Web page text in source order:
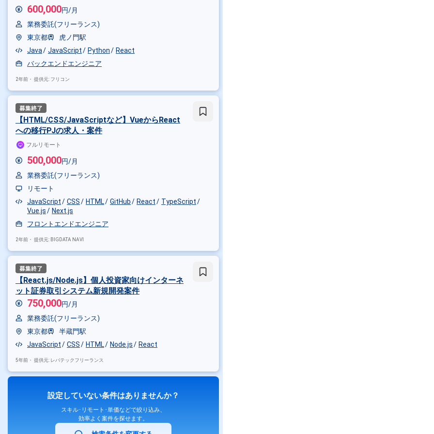
600,000円/月
業務委託(フリーランス)
東京都
虎ノ門駅
Java
JavaScript Python
React
バックエンドエンジニア
2年前・ 提供元: フリコン
【HTML/CSS/JavaScriptなど】VueからReact
への移行PJの求人・案件
フルリモート
500,000円/月
業務委託(フリーランス)
リモート
JavaScript
CSS HTML GitHub React
TypeScript
Vue.js
Next.js
フロントエンドエンジニア
2年前・ 提供元: BIGDATA NAVI
【React.js/Node.js】個人投資家向けインターネ
ット証券取引システム新規開発案件
750,000円/月
業務委託(フリーランス)
東京都
半蔵門駅
JavaScript
CSS HTML Node.js React
5年前・ 提供元: レバテックフリーランス
設定していない条件はありませんか？
スキル･リモート･単価などで絞り込み、
効率よく案件を探せます。